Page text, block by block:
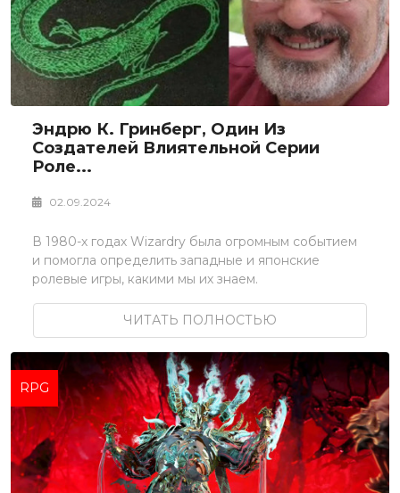
Эндрю К. Гринберг, Один Из
Создателей Влиятельной Серии
Роле...
02.09.2024
В 1980-х годах Wizardry была огромным событием
и помогла определить западные и японские
ролевые игры, какими мы их знаем.
ЧИТАТЬ ПОЛНОСТЬЮ
RPG